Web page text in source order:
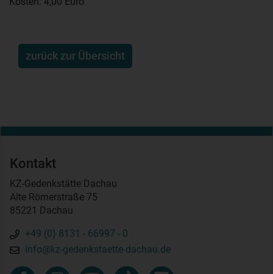
zurück zur Übersicht
Kontakt
KZ-Gedenkstätte Dachau
Alte Römerstraße 75
85221 Dachau
+49 (0) 8131 - 66997 - 0
info@kz-gedenkstaette-dachau.de